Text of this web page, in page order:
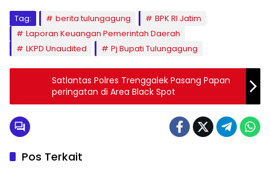
Tag: berita tulungagung
BPK RI Jatim
Laporan Keuangan Pemerintah Daerah
LKPD Unaudited
Pj Bupati Tulungagung
Satlantas Polres Trenggalek Pasang Papan
peringatan di Area Black Spot
Pos Terkait